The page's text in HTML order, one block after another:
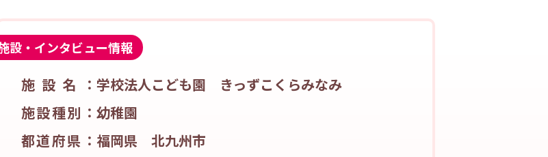
設・インタビュー情報
施設名： 学校法人こども園 きっずこくらみなみ
施設種別： 幼稚園
都道府県： 福岡県 北九州市